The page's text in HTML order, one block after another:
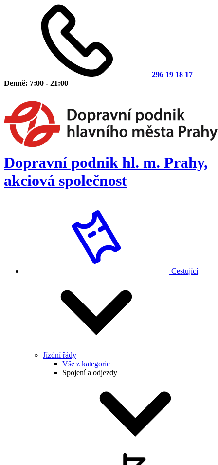
296 19 18 17
Denně: 7:00 - 21:00
Dopravní podnik hl. m. Prahy,
akciová společnost
Cestující
Jízdní řády
Vše z kategorie
Spojení a odjezdy